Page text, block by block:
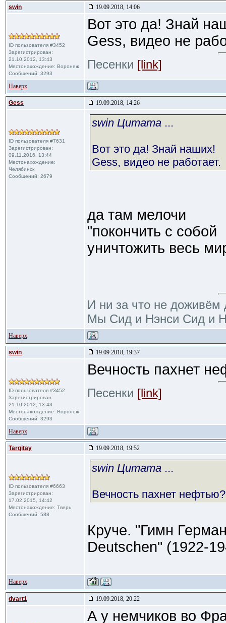
swin 19.09.2018, 14:06
ID пользователя #3452
Зарегистрирован:
21.10.2012, 13:43
Местонахождение: Воронеж
Сообщений: 3293
Вот это да! Знай
Gess, видео не
Песенки [link]
Наверх
Gess 19.09.2018, 14:26
ID пользователя #7631
Зарегистрирован:
09.11.2016, 13:44
Местонахождение:
Челябинск
Сообщений: 2679
swin Цитата ...
Вот это да! Знай наших!
Gess, видео не работает.
да там мелочи
"покончить с собой
уничтожить весь
И ни за что не доживём
Мы Сид и Нэнси Сид и
Наверх
swin 19.09.2018, 19:37
ID пользователя #3452
Зарегистрирован:
21.10.2012, 13:43
Местонахождение: Воронеж
Сообщений: 3293
Вечность пахнет
Песенки [link]
Наверх
Targitay 19.09.2018, 19:52
ID пользователя #6663
Зарегистрирован:
17.02.2015, 14:42
Местонахождение: Тверь
Сообщений: 588
swin Цитата ...
Вечность пахнет нефтью?
Круче. "Гимн
Deutschen" (1922-
Наверх
dvart1 19.09.2018, 20:22
А у немчиков во